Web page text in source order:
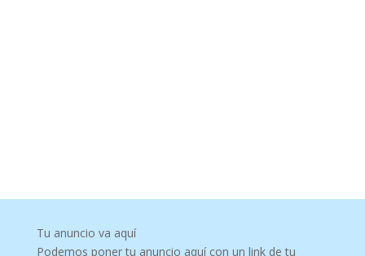
Tu anuncio va aquí
Podemos poner tu anuncio aquí con un link de tu